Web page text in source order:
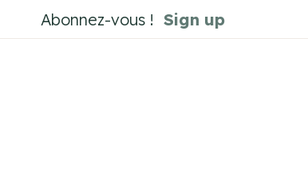
au
Abonnez-vous ! Sign up